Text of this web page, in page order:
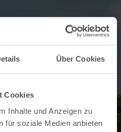
Über Cookies
Cookies
Inhalte und Anzeigen zu
für soziale Medien anbieten